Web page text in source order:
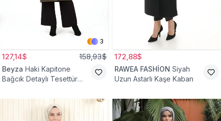
3
127,14$ 158,93$
Beyza Haki Kapitone
Bağcık Detaylı Tesettür
172,88$
RAWEA FASHİON Siyah
Uzun Astarlı Kaşe Kaban